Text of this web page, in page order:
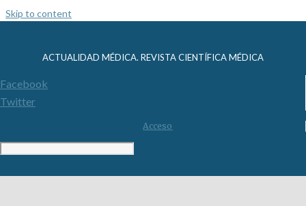
Skip to content
ACTUALIDAD MÉDICA. REVISTA CIENTÍFICA MÉDICA
Facebook
Twitter
Acceso